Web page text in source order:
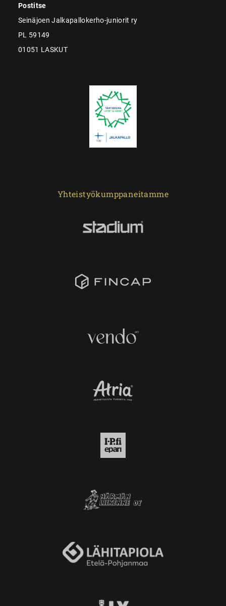
Postitse
Seinäjoen Jalkapallokerho-juniorit ry
PL 59149
01051 LASKUT
Yhteistyökumppaneitamme